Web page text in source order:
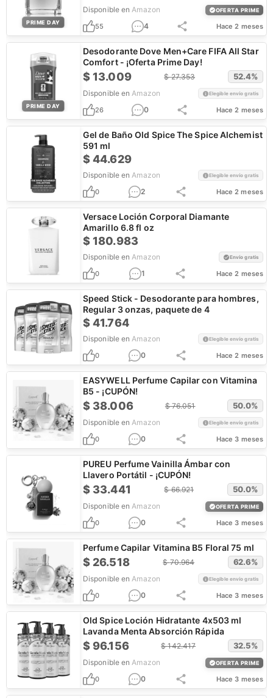
PRIME DAY
Disponible en Amazon OFERTA PRIME
55 4 Hace 2 meses
PRIME DAY
Desodorante Dove Men+Care FIFA All Star
Comfort - ¡Oferta Prime Day!
$13.009 $27.353 52.4%
Disponible en Amazon Elegible envío gratis
26 0 Hace 2 meses
Gel de Baño Old Spice The Spice Alchemist
591 ml
$44.629
Disponible en Amazon Elegible envío gratis
0 2 Hace 2 meses
Versace Loción Corporal Diamante
Amarillo 6.8 fl oz
$180.983
Disponible en Amazon Envío gratis
0 1 Hace 2 meses
Speed Stick - Desodorante para hombres,
Regular 3 onzas, paquete de 4
$41.764
Disponible en Amazon Elegible envío gratis
0 0 Hace 2 meses
EASYWELL Perfume Capilar con Vitamina
B5 - ¡CUPÓN!
$ 38.006 $76.051 50.0%
Disponible en Amazon Elegible envío gratis
0 0 Hace 3 meses
PUREU Perfume Vainilla Ámbar con
Llavero Portátil - ¡CUPÓN!
$ 33.441 $66.921 50.0%
Disponible en Amazon OFERTA PRIME
0 0 Hace 3 meses
Perfume Capilar Vitamina B5 Floral 75 ml
$ 26.518 $70.964 62.6%
Disponible en Amazon Elegible envío gratis
0 0 Hace 3 meses
Old Spice Loción Hidratante 4x503 ml
Lavanda Menta Absorción Rápida
$ 96.156 $142.417 32.5%
Disponible en Amazon OFERTA PRIME
0 0 Hace 3 meses